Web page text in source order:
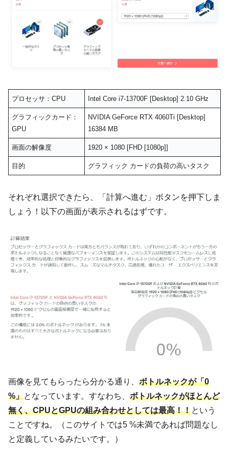
プロセッサ：CPU Intel Core i7-13700F [Desktop] 2.10 GHz
グラフィックカード：
GPU
NVIDIA GeForce RTX 4060Ti [Desktop]
16384 MB
画面の解像度 1920 × 1080 [FHD [1080p]]
目的 グラフィック カードの負荷の高いタスク
それぞれ選択できたら、「計算へ進む」ボタンを押下しま
しょう！以下の画面が表示されるはずです。
画像を見てもらったら分かる通り、 ボトルネックが「0
%」となっています。すなわち、 ボトルネックがほとんど
無く、CPUとGPUの組み合わせとしては最高！！という
ことですね。（このサイトでは5 %未満であれば問題なし
と定義しているみたいです。）